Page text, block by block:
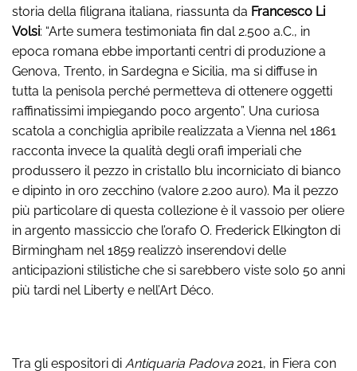
storia della filigrana italiana, riassunta da Francesco Li
Volsi: “Arte sumera testimoniata fin dal 2.500 a.C., in
epoca romana ebbe importanti centri di produzione a
Genova, Trento, in Sardegna e Sicilia, ma si diffuse in
tutta la penisola perché permetteva di ottenere oggetti
raffinatissimi impiegando poco argento”. Una curiosa
scatola a conchiglia apribile realizzata a Vienna nel 1861
racconta invece la qualità degli orafi imperiali che
produssero il pezzo in cristallo blu incorniciato di bianco
e dipinto in oro zecchino (valore 2.200 auro). Ma il pezzo
più particolare di questa collezione è il vassoio per oliere
in argento massiccio che l’orafo O. Frederick Elkington di
Birmingham nel 1859 realizzò inserendovi delle
anticipazioni stilistiche che si sarebbero viste solo 50 anni
più tardi nel Liberty e nell’Art Déco.
Tra gli espositori di Antiquaria Padova 2021, in Fiera con